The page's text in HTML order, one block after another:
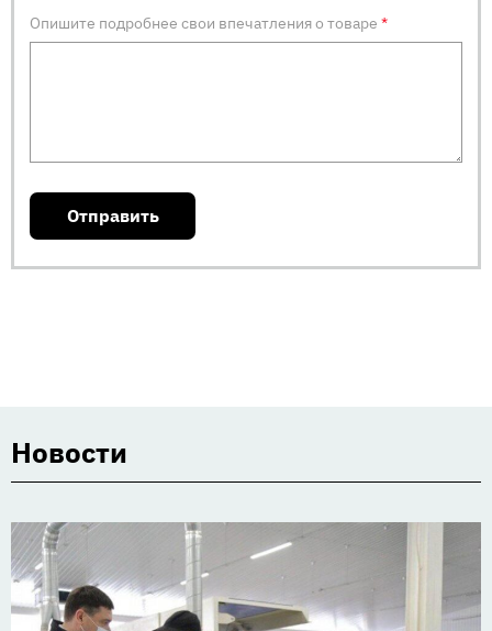
Опишите подробнее свои впечатления о товаре*
Новости